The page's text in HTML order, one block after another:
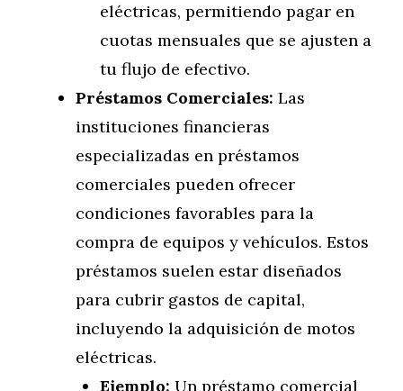
eléctricas, permitiendo pagar en
cuotas mensuales que se ajusten a
tu flujo de efectivo.
Préstamos Comerciales: Las
instituciones financieras
especializadas en préstamos
comerciales pueden ofrecer
condiciones favorables para la
compra de equipos y vehículos. Estos
préstamos suelen estar diseñados
para cubrir gastos de capital,
incluyendo la adquisición de motos
eléctricas.
Ejemplo: Un préstamo comercial